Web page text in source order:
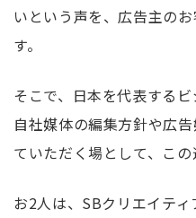
いという声を、広告主の
す。
そこで、日本を代表する
自社媒体の編集方針や広
ていただく場として、この
お2人は、SBクリエイテ